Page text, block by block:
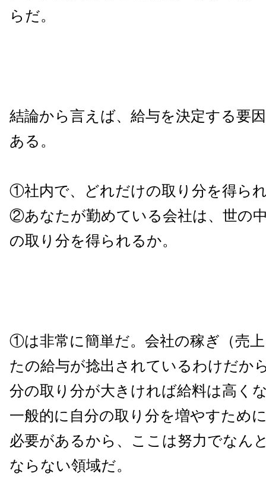
らだ。
結論から言えば、給与を決定する要
ある。
①社内で、どれだけの取り分を得ら
②あなたが勤めている会社は、世の
の取り分を得られるか。
①は非常に簡単だ。会社の稼ぎ（売
たの給与が捻出されているわけだか
分の取り分が大きければ給料は高く
一般的に自分の取り分を増やすため
必要があるから、ここは努力でなん
ならない領域だ。